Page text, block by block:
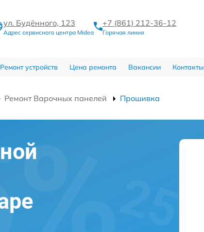
ул. Будённого, 123
Адрес сервисного центра Midea
+7 (861) 212-36-12
Горячая линия
Ремонт устройств Цена ремонта Вакансии Контакты
Ремонт Варочных панелей Прошивка